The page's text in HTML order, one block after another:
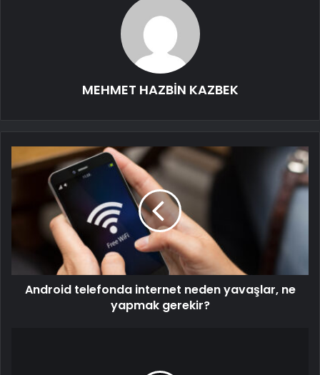
MEHMET HAZBİN KAZBEK
Android telefonda internet neden yavaşlar, ne
yapmak gerekir?